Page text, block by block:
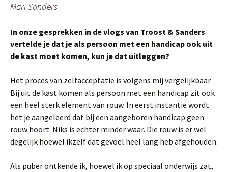
Mari Sanders
In onze gesprekken in de vlogs van Troost & Sanders
vertelde je dat je als persoon met een handicap ook uit
de kast moet komen, kun je dat uitleggen?
Het proces van zelfacceptatie is volgens mij vergelijkbaar.
Bij uit de kast komen als persoon met een handicap zit ook
een heel sterk element van rouw. In eerst instantie wordt
het je aangeleerd dat bij een aangeboren handicap geen
rouw hoort. Niks is echter minder waar. Die rouw is er wel
degelijk hoewel ikzelf dat gevoel heel lang heb afgehouden.
Als puber ontkende ik, hoewel ik op speciaal onderwijs zat,